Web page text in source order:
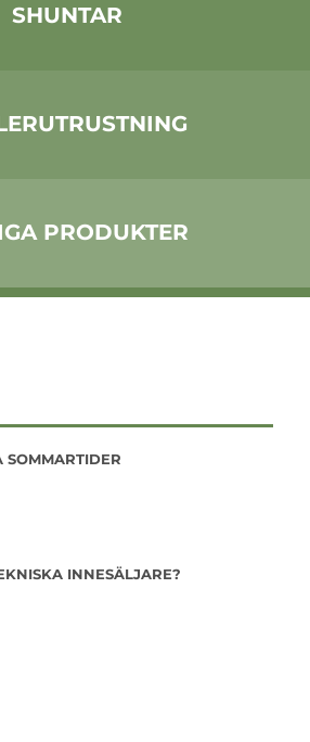
SHUNTAR
PRODUKTER
SOMMARTIDER
INNESÄLJARE?